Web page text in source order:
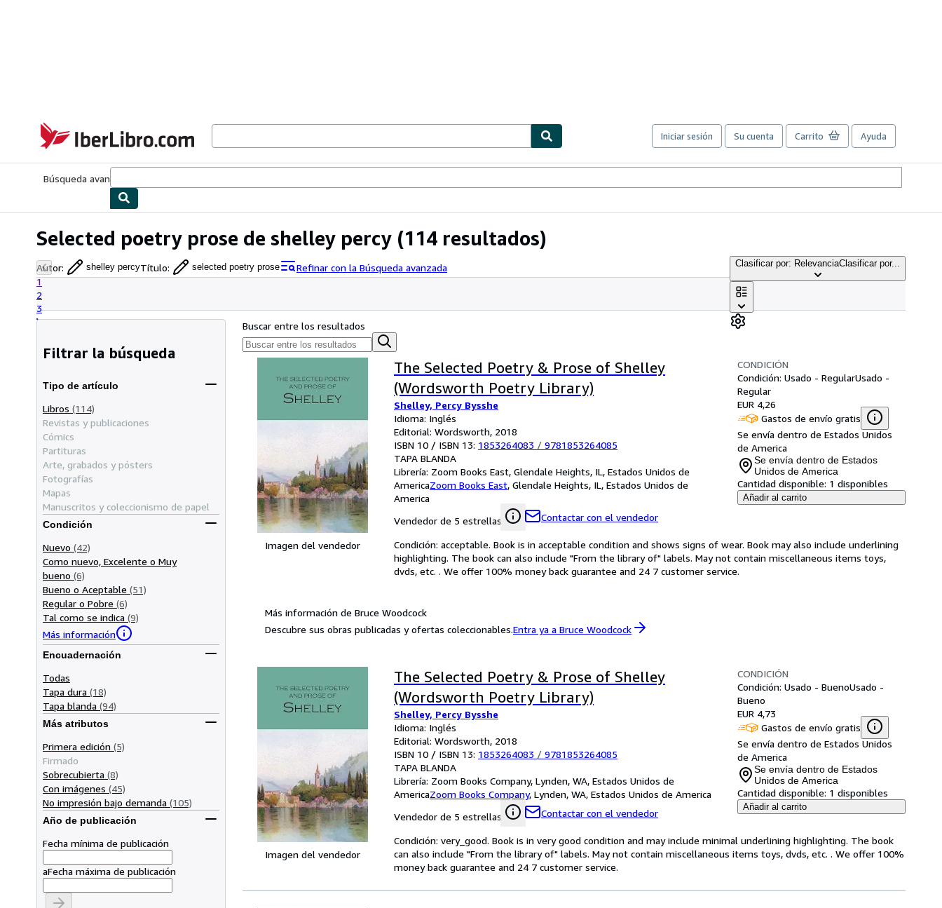
IberLibro.com
Iniciar sesión Su cuenta Carrito Ayuda
Búsqueda avanzada
Selected poetry prose de shelley percy (114 resultados)
Autor: shelley percyTítulo: selected poetry prose
Refinar con la Búsqueda avanzada
1
2
3
Clasificar por: RelevanciaClasificar por...
Filtrar la búsqueda
Tipo de artículo
Libros (114)
Revistas y publicaciones
Cómics
Partituras
Arte, grabados y pósters
Fotografías
Mapas
Manuscritos y coleccionismo de papel
Condición
Nuevo (42)
Como nuevo, Excelente o Muy
bueno (6)
Bueno o Aceptable (51)
Regular o Pobre (6)
Tal como se indica (9)
Más información
Encuadernación
Todas
Tapa dura (18)
Tapa blanda (94)
Más atributos
Primera edición (5)
Firmado
Sobrecubierta (8)
Con imágenes (45)
No impresión bajo demanda (105)
Año de publicación
Fecha mínima de publicación
aFecha máxima de publicación
Buscar entre los resultados
Imagen del vendedor
The Selected Poetry & Prose of Shelley
(Wordsworth Poetry Library)
Shelley, Percy Bysshe
Idioma: Inglés
Editorial: Wordsworth, 2018
ISBN 10 / ISBN 13: 1853264083 / 9781853264085
TAPA BLANDA
Librería: Zoom Books East, Glendale Heights, IL, Estados Unidos de
AmericaZoom Books East, Glendale Heights, IL, Estados Unidos de
America
Vendedor de 5 estrellas
Contactar con el vendedor
CONDICIÓN
Condición: Usado - RegularUsado -
Regular
EUR 4,26
Gastos de envío gratis
Se envía dentro de Estados Unidos
de America
Se envía dentro de Estados
Unidos de America
Cantidad disponible: 1 disponibles
Añadir al carrito
Condición: acceptable. Book is in acceptable condition and shows signs of wear. Book may also include underlining
highlighting. The book can also include "From the library of" labels. May not contain miscellaneous items toys,
dvds, etc. . We offer 100% money back guarantee and 24 7 customer service.
Más información de Bruce Woodcock
Descubre sus obras publicadas y ofertas coleccionables.Entra ya a Bruce Woodcock
Imagen del vendedor
The Selected Poetry & Prose of Shelley
(Wordsworth Poetry Library)
Shelley, Percy Bysshe
Idioma: Inglés
Editorial: Wordsworth, 2018
ISBN 10 / ISBN 13: 1853264083 / 9781853264085
TAPA BLANDA
Librería: Zoom Books Company, Lynden, WA, Estados Unidos de
AmericaZoom Books Company, Lynden, WA, Estados Unidos de America
Vendedor de 5 estrellas
Contactar con el vendedor
CONDICIÓN
Condición: Usado - BuenoUsado -
Bueno
EUR 4,73
Gastos de envío gratis
Se envía dentro de Estados Unidos
de America
Se envía dentro de Estados
Unidos de America
Cantidad disponible: 1 disponibles
Añadir al carrito
Condición: very_good. Book is in very good condition and may include minimal underlining highlighting. The book
can also include "From the library of" labels. May not contain miscellaneous items toys, dvds, etc. . We offer 100%
money back guarantee and 24 7 customer service.